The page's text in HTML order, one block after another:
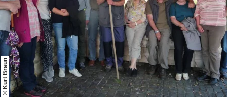
Kultur & Events
Buchen & Service
© Kurt Braun